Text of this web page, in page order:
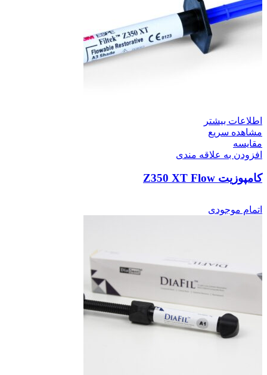
اطلاعات بیشتر
مشاهده سریع
مقایسه
افزودن به علاقه مندی
کامپوزیت Z350 XT Flow
اتمام موجودی